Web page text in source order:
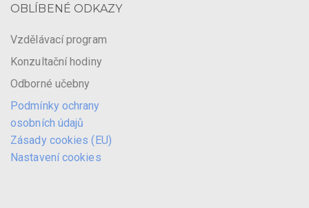
OBLÍBENÉ ODKAZY
Vzdělávací program
Konzultační hodiny
Odborné učebny
Podmínky ochrany
osobních údajů
Zásady cookies (EU)
Nastavení cookies